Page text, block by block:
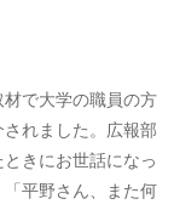
で大学の職員の方
れました。広報部
きにお世話になっ
平野さん、また何